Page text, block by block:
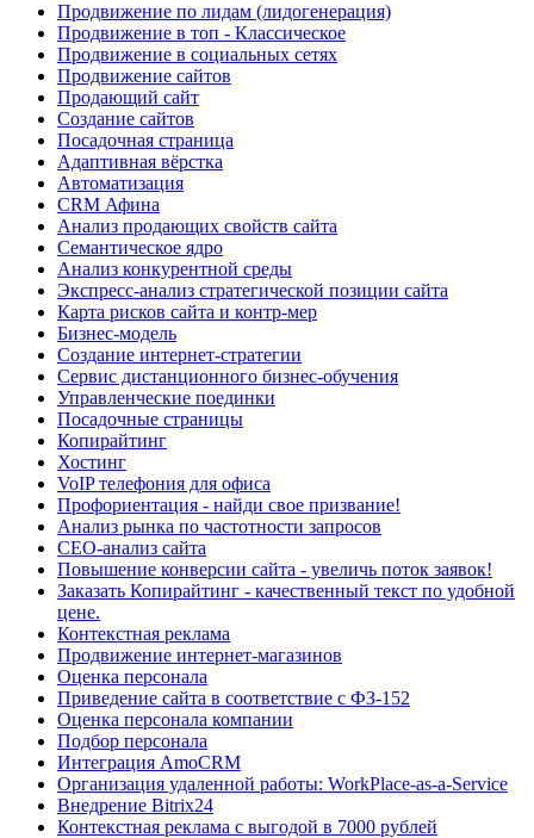
Продвижение по лидам (лидогенерация)
Продвижение в топ - Классическое
Продвижение в социальных сетях
Продвижение сайтов
Продающий сайт
Создание сайтов
Посадочная страница
Адаптивная вёрстка
Автоматизация
CRM Афина
Анализ продающих свойств сайта
Семантическое ядро
Анализ конкурентной среды
Экспресс-анализ стратегической позиции сайта
Карта рисков сайта и контр-мер
Бизнес-модель
Создание интернет-стратегии
Сервис дистанционного бизнес-обучения
Управленческие поединки
Посадочные страницы
Копирайтинг
Хостинг
VoIP телефония для офиса
Профориентация - найди свое призвание!
Анализ рынка по частотности запросов
СЕО-анализ сайта
Повышение конверсии сайта - увеличь поток заявок!
Заказать Копирайтинг - качественный текст по удобной
цене.
Контекстная реклама
Продвижение интернет-магазинов
Оценка персонала
Приведение сайта в соответствие с ФЗ-152
Оценка персонала компании
Подбор персонала
Интеграция AmoCRM
Организация удаленной работы: WorkPlace-as-a-Service
Внедрение Bitrix24
Контекстная реклама с выгодой в 7000 рублей